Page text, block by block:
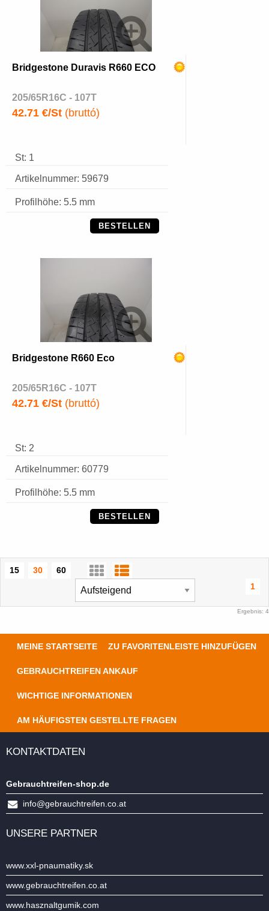
Bridgestone Duravis R660 ECO
205/65R16C - 107T
42.71 €/St (bruttó)
St: 1
Artikelnummer: 59679
Profilhöhe: 5.5 mm
BESTELLEN
Bridgestone R660 Eco
205/65R16C - 107T
42.71 €/St (bruttó)
St: 2
Artikelnummer: 60779
Profilhöhe: 5.5 mm
BESTELLEN
15 30
60
1
Ergebnis: 4
MEINE STARTSEITE ZU FAVORITENLEISTE HINZUFÜGEN
GEBRAUCHTREIFEN ANKAUF
WICHTIGE INFORMATIONEN
AM HÄUFIGSTEN GESTELLTE FRAGEN
KONTAKTDATEN
Gebrauchtreifen-shop.de
info@gebrauchtreifen.co.at
UNSERE PARTNER
www.xxl-pnaumatiky.sk
www.gebrauchtreifen.co.at
www.hasznaltgumik.com